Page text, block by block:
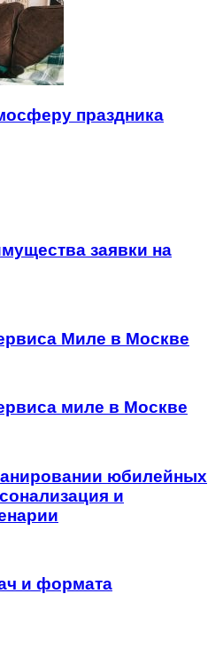
праздника
заявки на
Миле в Москве
миле в Москве
юбилейных
и
и формата